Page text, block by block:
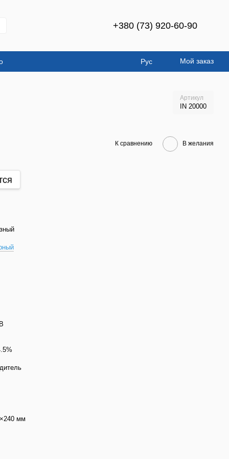
+380 (73) 920-60-90
Рус Мой заказ
Артикул
IN 20000
К сравнению В желания
мм